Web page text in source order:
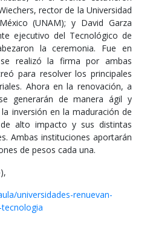
rector de la Universidad
(UNAM); y David Garza
ejecutivo del Tecnológico de
la ceremonia. Fue en
realizó la firma por ambas
para resolver los principales
Ahora en la renovación, a
generarán de manera ágil y
inversión en la maduración de
alto impacto y sus distintas
Ambas instituciones aportarán
de pesos cada una.
universidades-renuevan-